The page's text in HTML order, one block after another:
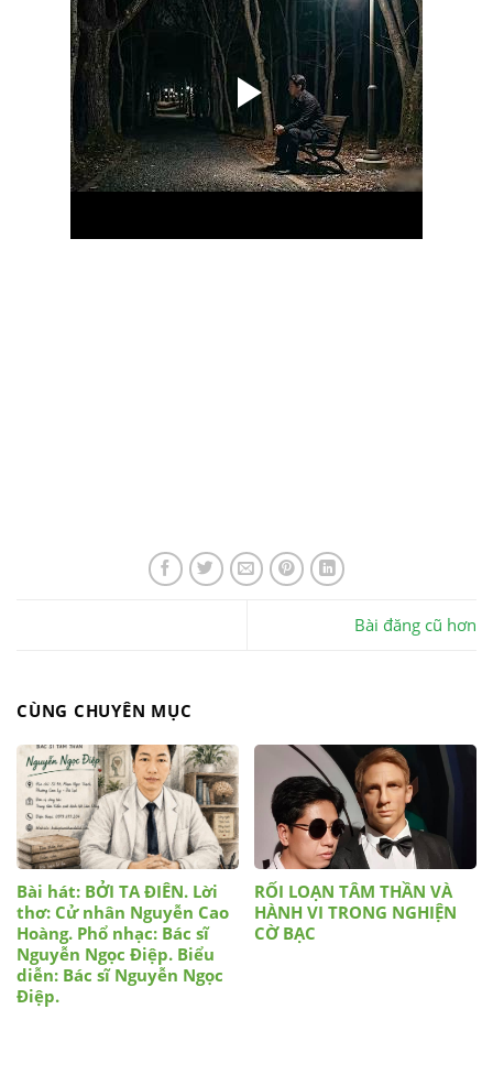
Bài đăng cũ hơn
CÙNG CHUYÊN MỤC
Bài hát: BỞI TA ĐIÊN. Lời
thơ: Cử nhân Nguyễn Cao
Hoàng. Phổ nhạc: Bác sĩ
Nguyễn Ngọc Điệp. Biểu
diễn: Bác sĩ Nguyễn Ngọc
Điệp.
RỐI LOẠN TÂM THẦN VÀ
HÀNH VI TRONG NGHIỆN
CỜ BẠC